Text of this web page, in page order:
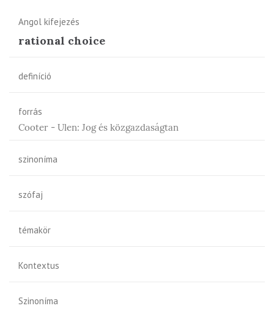
Angol kifejezés
rational choice
definíció
forrás
Cooter - Ulen: Jog és közgazdaságtan
szinoníma
szófaj
témakör
Kontextus
Szinoníma